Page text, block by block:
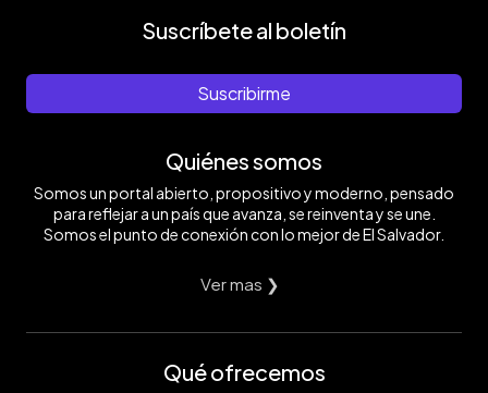
Suscríbete al boletín
Suscribirme
Quiénes somos
Somos un portal abierto, propositivo y moderno, pensado
para reflejar a un país que avanza, se reinventa y se une.
Somos el punto de conexión con lo mejor de El Salvador.
Ver mas ❯
Qué ofrecemos